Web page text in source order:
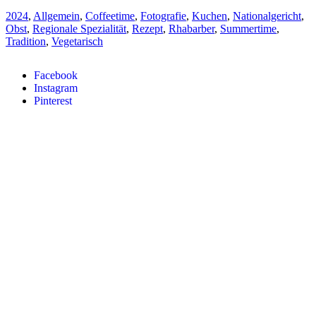
Facebook
Instagram
Pinterest
2024, Allgemein, Coffeetime, Fotografie, Kuchen, Nationalgericht,
Obst, Regionale Spezialität, Rezept, Rhabarber, Summertime,
Tradition, Vegetarisch